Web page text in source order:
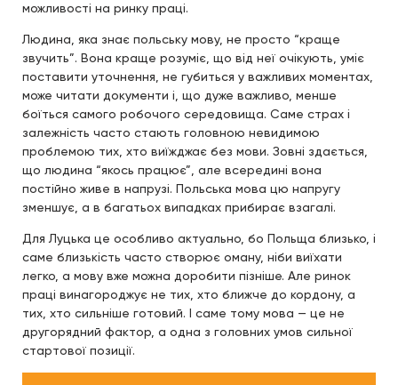
можливості на ринку праці.
Людина, яка знає польську мову, не просто “краще
звучить”. Вона краще розуміє, що від неї очікують, уміє
поставити уточнення, не губиться у важливих моментах,
може читати документи і, що дуже важливо, менше
боїться самого робочого середовища. Саме страх і
залежність часто стають головною невидимою
проблемою тих, хто виїжджає без мови. Зовні здається,
що людина “якось працює”, але всередині вона
постійно живе в напрузі. Польська мова цю напругу
зменшує, а в багатьох випадках прибирає взагалі.
Для Луцька це особливо актуально, бо Польща близько, і
саме близькість часто створює оману, ніби виїхати
легко, а мову вже можна доробити пізніше. Але ринок
праці винагороджує не тих, хто ближче до кордону, а
тих, хто сильніше готовий. І саме тому мова — це не
другорядний фактор, а одна з головних умов сильної
стартової позиції.